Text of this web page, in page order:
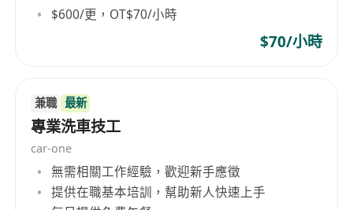
•根據門店設計圖紙，制定電力系統佈局方案​
​2.主幹電力線路鋪設與配電箱安裝​
•照明系統（主照明、應急照明、裝飾照明）安裝調
•無人店智能設備電力接口安裝（自助結賬機、監控
系統、網絡設備等）​
$600/更，OT$70/小時
$70/小時
兼職 最新
專業洗車技工
car-one
無需相關工作經驗，歡迎新手應徵
提供在職基本培訓，幫助新人快速上手